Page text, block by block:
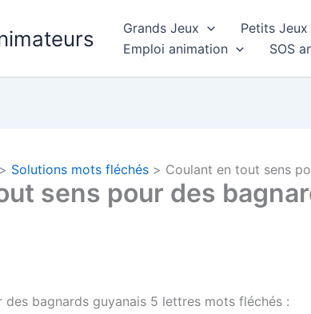
Grands Jeux Petits Jeux
Emploi animation
SOS
Solutions mots fléchés Coulant en tout sens
sens pour des
bagnards guyanais 5 lettres mots fléchés :